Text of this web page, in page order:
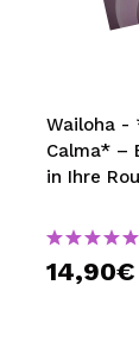
Wailoha -
Calma* –
in Ihre
14,90€